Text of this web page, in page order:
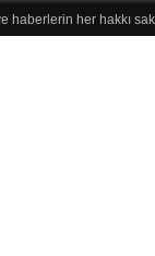
her hakkı